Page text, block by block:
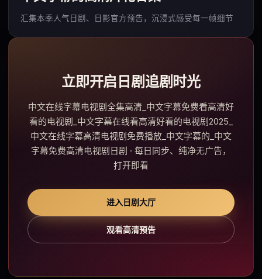
汇集本季人气日剧、日影官方预告，沉浸式感受每一帧细节
立即开启日剧追剧时光
中文在线字幕电视剧全集高清_中文字幕免费看高清好
看的电视剧_中文字幕在线看高清好看的电视剧2025_
中文在线字幕高清电视剧免费播放_中文字幕的_中文
字幕免费高清电视剧日剧 · 每日同步、纯净无广告，
打开即看
进入日剧大厅
观看高清预告